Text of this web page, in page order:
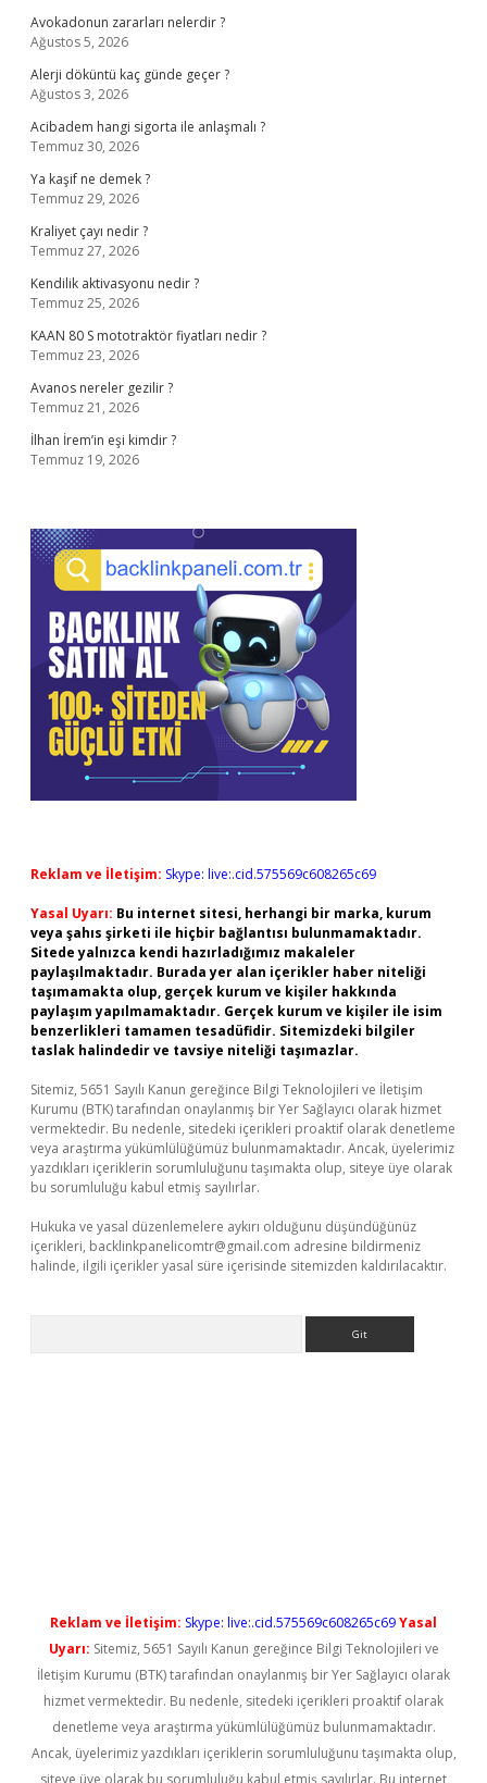
Avokadonun zararları nelerdir ?
Ağustos 5, 2026
Alerji döküntü kaç günde geçer ?
Ağustos 3, 2026
Acibadem hangi sigorta ile anlaşmalı ?
Temmuz 30, 2026
Ya kaşif ne demek ?
Temmuz 29, 2026
Kraliyet çayı nedir ?
Temmuz 27, 2026
Kendilik aktivasyonu nedir ?
Temmuz 25, 2026
KAAN 80 S mototraktör fiyatları nedir ?
Temmuz 23, 2026
Avanos nereler gezilir ?
Temmuz 21, 2026
İlhan İrem’in eşi kimdir ?
Temmuz 19, 2026
Reklam ve İletişim: Skype: live:.cid.575569c608265c69
Yasal Uyarı: Bu internet sitesi, herhangi bir marka, kurum
veya şahıs şirketi ile hiçbir bağlantısı bulunmamaktadır.
Sitede yalnızca kendi hazırladığımız makaleler
paylaşılmaktadır. Burada yer alan içerikler haber niteliği
taşımamakta olup, gerçek kurum ve kişiler hakkında
paylaşım yapılmamaktadır. Gerçek kurum ve kişiler ile isim
benzerlikleri tamamen tesadüfidir. Sitemizdeki bilgiler
taslak halindedir ve tavsiye niteliği taşımazlar.
Sitemiz, 5651 Sayılı Kanun gereğince Bilgi Teknolojileri ve İletişim
Kurumu (BTK) tarafından onaylanmış bir Yer Sağlayıcı olarak hizmet
vermektedir. Bu nedenle, sitedeki içerikleri proaktif olarak denetleme
veya araştırma yükümlülüğümüz bulunmamaktadır. Ancak, üyelerimiz
yazdıkları içeriklerin sorumluluğunu taşımakta olup, siteye üye olarak
bu sorumluluğu kabul etmiş sayılırlar.
Hukuka ve yasal düzenlemelere aykırı olduğunu düşündüğünüz
içerikleri, backlinkpanelicomtr@gmail.com adresine bildirmeniz
halinde, ilgili içerikler yasal süre içerisinde sitemizden kaldırılacaktır.
Reklam ve İletişim: Skype: live:.cid.575569c608265c69Yasal
Uyarı: Sitemiz, 5651 Sayılı Kanun gereğince Bilgi Teknolojileri ve
İletişim Kurumu (BTK) tarafından onaylanmış bir Yer Sağlayıcı olarak
hizmet vermektedir. Bu nedenle, sitedeki içerikleri proaktif olarak
denetleme veya araştırma yükümlülüğümüz bulunmamaktadır.
Ancak, üyelerimiz yazdıkları içeriklerin sorumluluğunu taşımakta olup,
siteye üye olarak bu sorumluluğu kabul etmiş sayılırlar. Bu internet